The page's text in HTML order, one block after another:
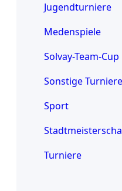
Jugendturniere
Medenspiele
Solvay-Team-Cup
Sonstige Turniere
Sport
Turniere